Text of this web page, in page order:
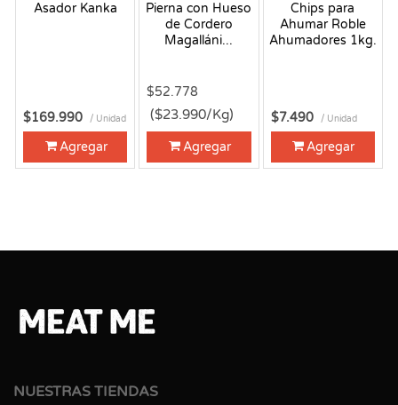
Asador Kanka
$169.990 / Unidad
Agregar
Pierna con Hueso
de Cordero
Magalláni...
$52.778
($23.990/Kg)
Agregar
Chips para
Ahumar Roble
Ahumadores 1kg.
$7.490 / Unidad
Agregar
NUESTRAS TIENDAS